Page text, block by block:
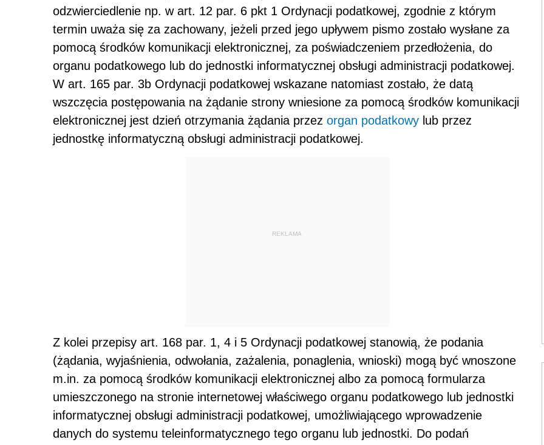
odzwierciedlenie np. w art. 12 par. 6 pkt 1 Ordynacji podatkowej, zgodnie z którym
termin uważa się za zachowany, jeżeli przed jego upływem pismo zostało wysłane za
pomocą środków komunikacji elektronicznej, za poświadczeniem przedłożenia, do
organu podatkowego lub do jednostki informatycznej obsługi administracji podatkowej.
W art. 165 par. 3b Ordynacji podatkowej wskazane natomiast zostało, że datą
wszczęcia postępowania na żądanie strony wniesione za pomocą środków komunikacji
elektronicznej jest dzień otrzymania żądania przez organ podatkowy lub przez
jednostkę informatyczną obsługi administracji podatkowej.
REKLAMA
Z kolei przepisy art. 168 par. 1, 4 i 5 Ordynacji podatkowej stanowią, że podania
(żądania, wyjaśnienia, odwołania, zażalenia, ponaglenia, wnioski) mogą być wnoszone
m.in. za pomocą środków komunikacji elektronicznej albo za pomocą formularza
umieszczonego na stronie internetowej właściwego organu podatkowego lub jednostki
informatycznej obsługi administracji podatkowej, umożliwiającego wprowadzenie
danych do systemu teleinformatycznego tego organu lub jednostki. Do podań